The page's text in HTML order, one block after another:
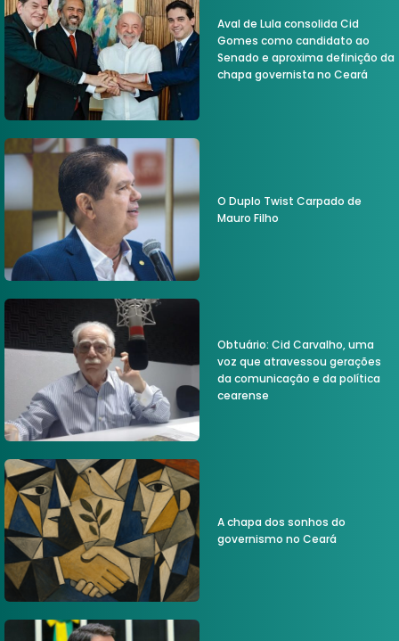
Aval de Lula consolida Cid
Gomes como candidato ao
Senado e aproxima definição da
chapa governista no Ceará
O Duplo Twist Carpado de
Mauro Filho
Obtuário: Cid Carvalho, uma
voz que atravessou gerações
da comunicação e da política
cearense
A chapa dos sonhos do
governismo no Ceará